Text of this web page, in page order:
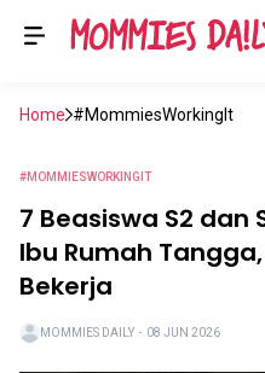
Home #MommiesWorkingIt
#MOMMIESWORKINGIT
7 Beasiswa S2 dan
Ibu Rumah
Bekerja
MOMMIES DAILY ・ 08 JUN 2026